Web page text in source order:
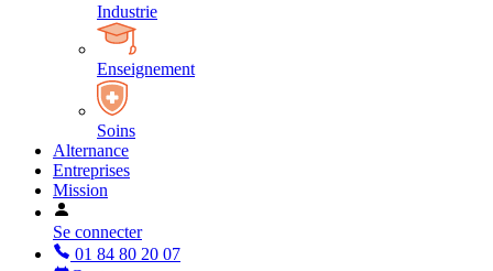
Industrie
Enseignement
Soins
Alternance
Entreprises
Mission
Se connecter
01 84 80 20 07